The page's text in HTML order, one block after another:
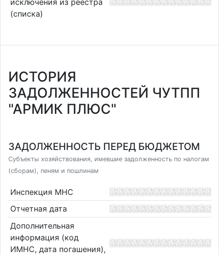
(списка)
ИСТОРИЯ
ЗАДОЛЖЕННОСТЕЙ ЧУТПП
"АРМИК ПЛЮС"
ЗАДОЛЖЕННОСТЬ ПЕРЕД БЮДЖЕТОМ
Субъекты хозяйствования, имевшие задолженность по налогам
(сборам), пеням и пошлинам
Инспекция МНС
Отчетная дата
Дополнительная
информация (код
ИМНС, дата погашения),